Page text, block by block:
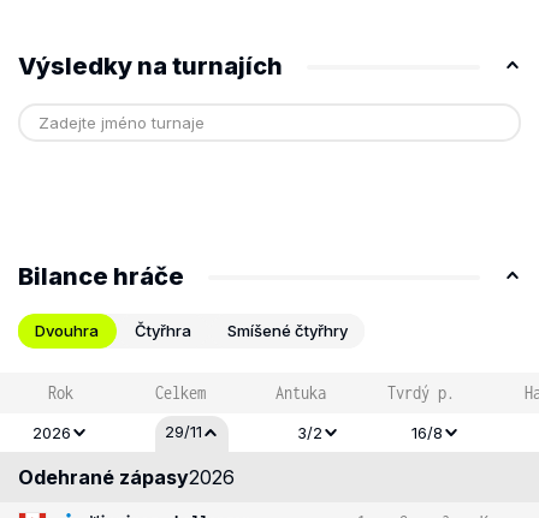
Výsledky na turnajích
Bilance hráče
Dvouhra Čtyřhra Smíšené čtyřhry
Rok Celkem Antuka Tvrdý p.
2026 29/11 3/2 16/8
Odehrané zápasy2026